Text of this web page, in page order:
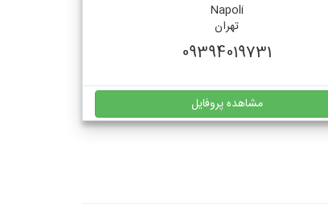
Napoli
تهران
09394019731
مشاهده پروفایل